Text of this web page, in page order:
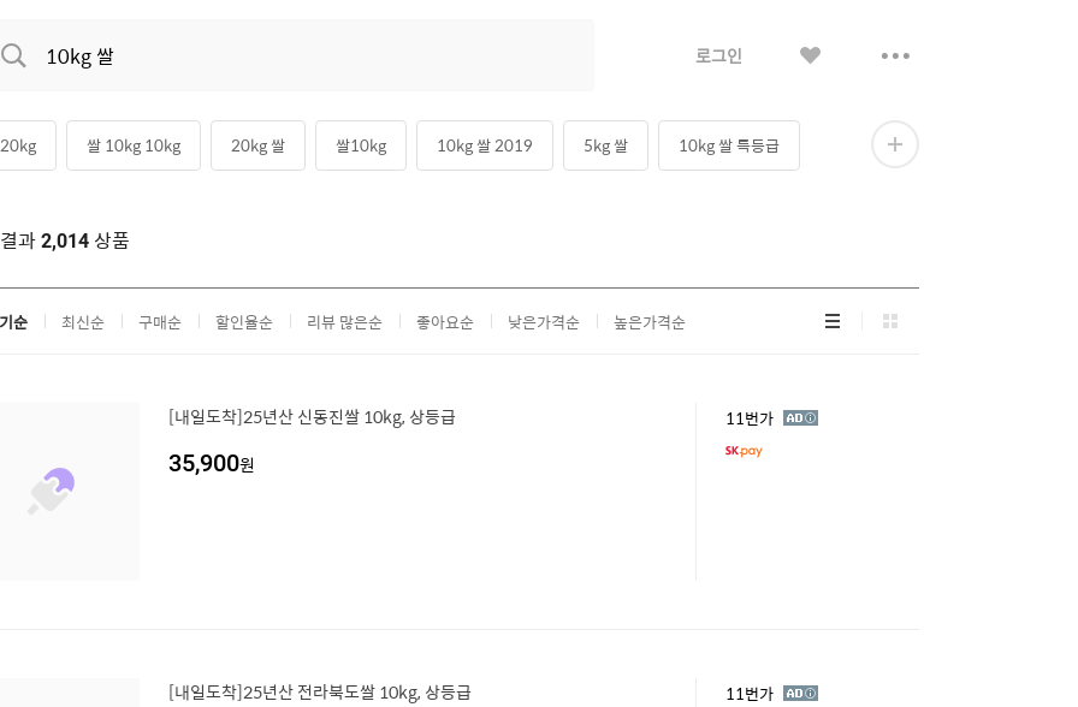
로그인 보
쌀 10kg 10kg 20kg 쌀 쌀10kg 10kg 쌀 2019 5kg 쌀 10kg 쌀 특등급 더
과 2,014 상품
순 최신순 구매순 할인율순 리뷰 많은순 좋아요순 낮은가격순 높은가격순 리
스
그
리
[내일도착]25년산 신동진쌀 10kg, 상등급
35,900원
11번가 광
[내일도착]25년산 전라북도쌀 10kg, 상등급 11번가 광